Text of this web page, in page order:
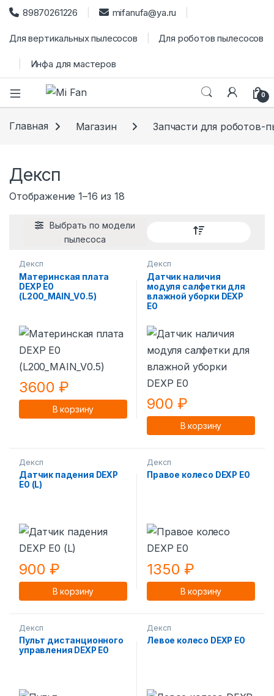
89870261226 mifanufa@ya.ru
Для вертикальных пылесосов Для роботов пылесосов
Инфа для мастеров
0
Главная Магазин Запчасти для роботов-
Дексп
Отображение 1–16 из 18Сортировка: самые недавние
Выбрать по модели
пылесоса
Дексп
Материнская плата
DEXP E0
(L200_MAIN_V0.5)
3600₽
В корзину
Дексп
Датчик наличия
модуля салфетки для
влажной уборки DEXP
E0
900₽
В корзину
Дексп
Датчик падения DEXP
E0 (L)
900₽
В корзину
Дексп
Правое колесо DEXP E0
1350₽
В корзину
Дексп
Пульт дистанционного
управления DEXP E0
Дексп
Левое колесо DEXP E0